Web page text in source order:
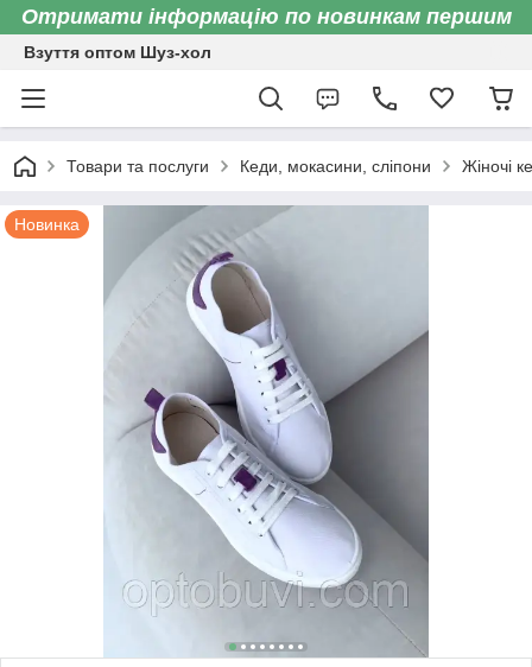
Отримати інформацію по новинкам першим
Взуття оптом Шуз-хол
Товари та послуги Кеди, мокасини, сліпони Жіночі
Новинка